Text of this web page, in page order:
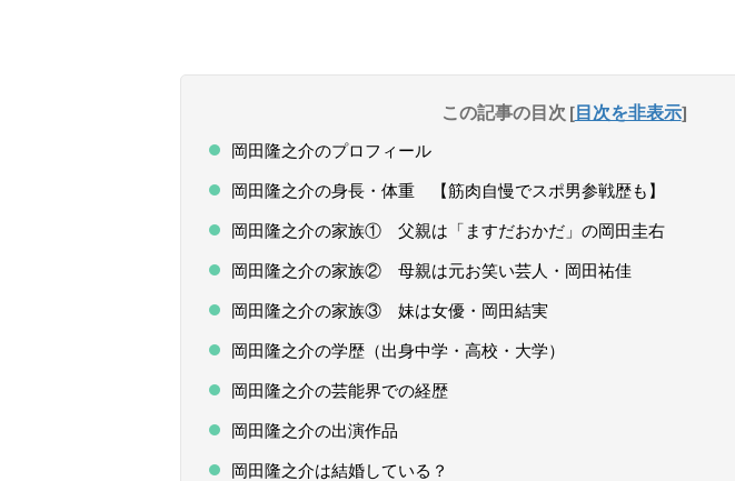
この記事の目次 [目次を非表示]
岡田隆之介のプロフィール
岡田隆之介の身長・体重 【筋肉自慢でスポ男参戦歴も】
岡田隆之介の家族① 父親は「ますだおかだ」の岡田圭右
岡田隆之介の家族② 母親は元お笑い芸人・岡田祐佳
岡田隆之介の家族③ 妹は女優・岡田結実
岡田隆之介の学歴（出身中学・高校・大学）
岡田隆之介の芸能界での経歴
岡田隆之介の出演作品
岡田隆之介は結婚している？